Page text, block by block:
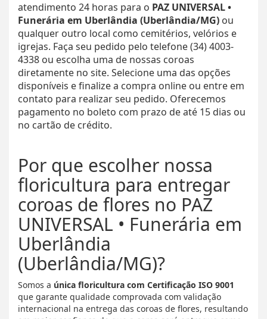
atendimento 24 horas para o PAZ UNIVERSAL •
Funerária em Uberlândia (Uberlândia/MG) ou
qualquer outro local como cemitérios, velórios e
igrejas. Faça seu pedido pelo telefone (34) 4003-
4338 ou escolha uma de nossas coroas
diretamente no site. Selecione uma das opções
disponíveis e finalize a compra online ou entre em
contato para realizar seu pedido. Oferecemos
pagamento no boleto com prazo de até 15 dias ou
no cartão de crédito.
Por que escolher nossa
floricultura para entregar
coroas de flores no PAZ
UNIVERSAL • Funerária em
Uberlândia
(Uberlândia/MG)?
Somos a única floricultura com Certificação ISO 9001
que garante qualidade comprovada com validação
internacional na entrega das coroas de flores, resultando